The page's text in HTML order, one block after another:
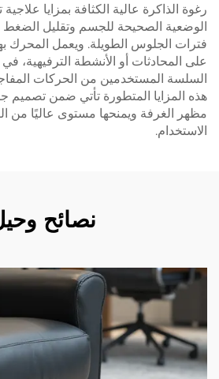
رغوة الذاكرة عالية الكثافة بمزايا
الوضعية الصحيحة للجسم وتقليل
فترات الجلوس الطويلة. ويعمل المحرك
على المحادثات أو الأنشطة الترفيهية،
السلسة المستخدمين من الحركات
هذه المزايا المتطورة تأتي ضمن تصميم
مظهر الغرفة ويمنحها مستوى عاليًا من
الاستخدام.
نصائح